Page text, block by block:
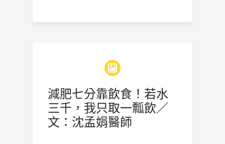
減肥七分靠飲食！若水
三千，我只取一瓢飲／
文：沈孟娟醫師